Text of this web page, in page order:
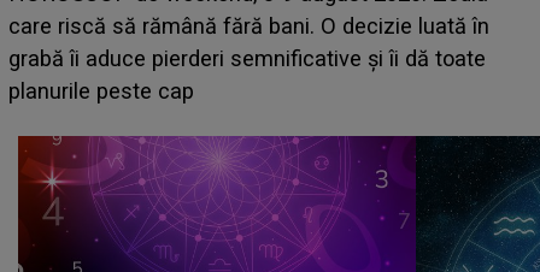
acum! În fața Alexandrei, concurentul din Casa Iubirii
face o MĂRTURISIRE NEAȘTEPTATĂ despre mama
sa: "I-am spus și ei în față, eu nu te iubesc pentru